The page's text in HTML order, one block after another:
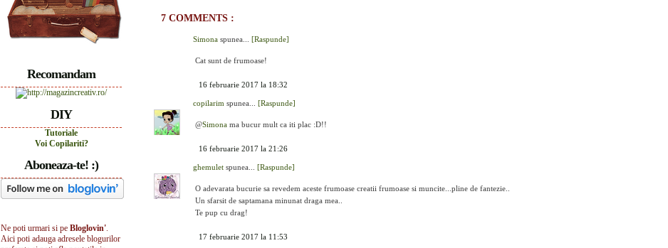
7 COMMENTS :
Simona spunea... [Raspunde]
Cat sunt de frumoase!
16 februarie 2017 la 18:32
copilarim spunea... [Raspunde]
@Simona ma bucur mult ca iti plac :D!!
16 februarie 2017 la 21:26
ghemulet spunea... [Raspunde]
O adevarata bucurie sa revedem aceste frumoase creatii frumoase si muncite...pline de fantezie..
Un sfarsit de saptamana minunat draga mea..
Te pup cu drag!
17 februarie 2017 la 11:53
Recomandam
DIY
Tutoriale
Voi Copilariti?
Aboneaza-te! :)
Ne poti urmari si pe Bloglovin'.
Aici poti adauga adresele blogurilor